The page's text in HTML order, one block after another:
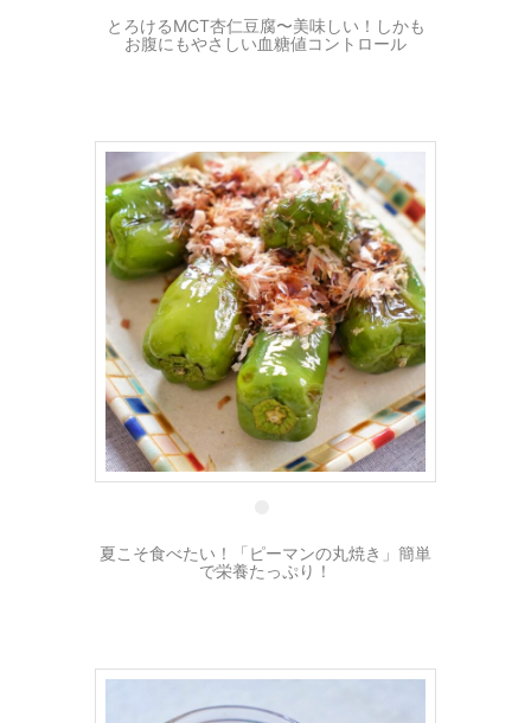
とろけるMCT杏仁豆腐〜美味しい！しかも
お腹にもやさしい血糖値コントロール
7 6月
夏こそ食べたい！「ピーマンの丸焼き」簡単
で栄養たっぷり！